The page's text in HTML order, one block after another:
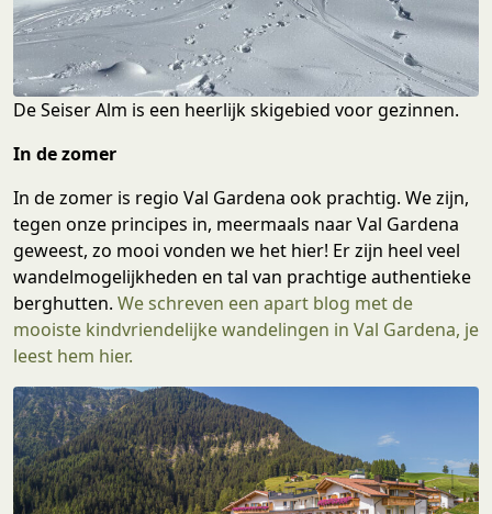
De Seiser Alm is een heerlijk skigebied voor gezinnen.
In de zomer
In de zomer is regio Val Gardena ook prachtig. We zijn,
tegen onze principes in, meermaals naar Val Gardena
geweest, zo mooi vonden we het hier! Er zijn heel veel
wandelmogelijkheden en tal van prachtige authentieke
berghutten. We schreven een apart blog met de
mooiste kindvriendelijke wandelingen in Val Gardena, je
leest hem hier.